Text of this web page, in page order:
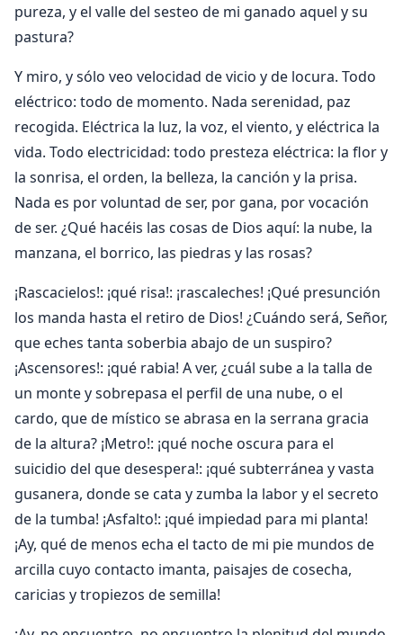
pureza, y el valle del sesteo de mi ganado aquel y su
pastura?
Y miro, y sólo veo velocidad de vicio y de locura. Todo
eléctrico: todo de momento. Nada serenidad, paz
recogida. Eléctrica la luz, la voz, el viento, y eléctrica la
vida. Todo electricidad: todo presteza eléctrica: la flor y
la sonrisa, el orden, la belleza, la canción y la prisa.
Nada es por voluntad de ser, por gana, por vocación
de ser. ¿Qué hacéis las cosas de Dios aquí: la nube, la
manzana, el borrico, las piedras y las rosas?
¡Rascacielos!: ¡qué risa!: ¡rascaleches! ¡Qué presunción
los manda hasta el retiro de Dios! ¿Cuándo será, Señor,
que eches tanta soberbia abajo de un suspiro?
¡Ascensores!: ¡qué rabia! A ver, ¿cuál sube a la talla de
un monte y sobrepasa el perfil de una nube, o el
cardo, que de místico se abrasa en la serrana gracia
de la altura? ¡Metro!: ¡qué noche oscura para el
suicidio del que desespera!: ¡qué subterránea y vasta
gusanera, donde se cata y zumba la labor y el secreto
de la tumba! ¡Asfalto!: ¡qué impiedad para mi planta!
¡Ay, qué de menos echa el tacto de mi pie mundos de
arcilla cuyo contacto imanta, paisajes de cosecha,
caricias y tropiezos de semilla!